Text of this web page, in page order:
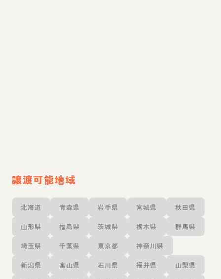
譲渡可能地域
北海道 青森県 岩手県 宮城県 秋田県
山形県 福島県 茨城県 栃木県 群馬県
埼玉県 千葉県 東京都 神奈川県
新潟県 富山県 石川県 福井県 山梨県